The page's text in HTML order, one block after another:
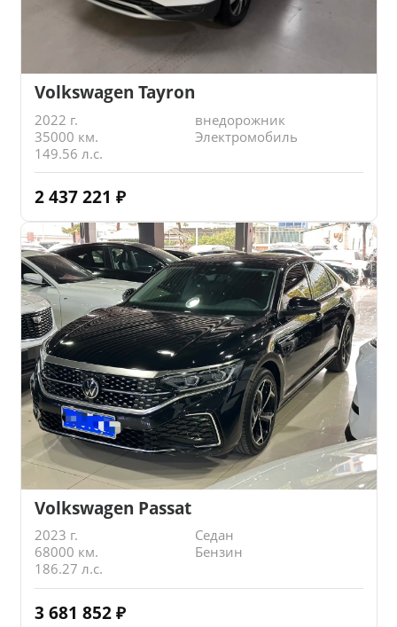
Volkswagen Tayron
2022 г.
внедорожник
35000 км.
Электромобиль
149.56 л.с.
2 437 221 ₽
Volkswagen Passat
2023 г.
Седан
68000 км.
Бензин
186.27 л.с.
3 681 852 ₽